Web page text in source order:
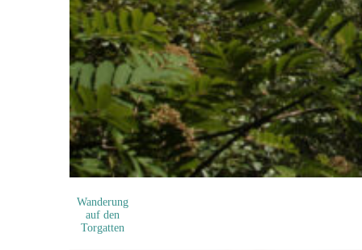
Wanderung
auf den
Torgatten